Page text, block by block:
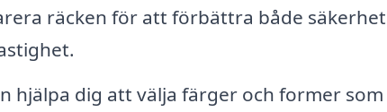
räcken för att förbättra både säkerhet
hjälpa dig att välja färger och former som